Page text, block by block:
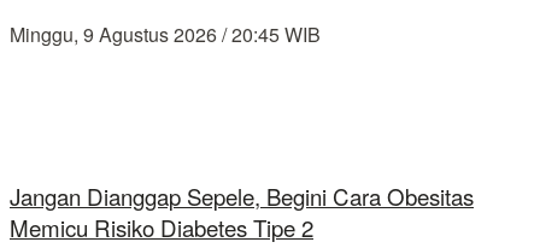
Minggu, 9 Agustus 2026 / 20:45 WIB
Jangan Dianggap Sepele, Begini Cara Obesitas
Memicu Risiko Diabetes Tipe 2